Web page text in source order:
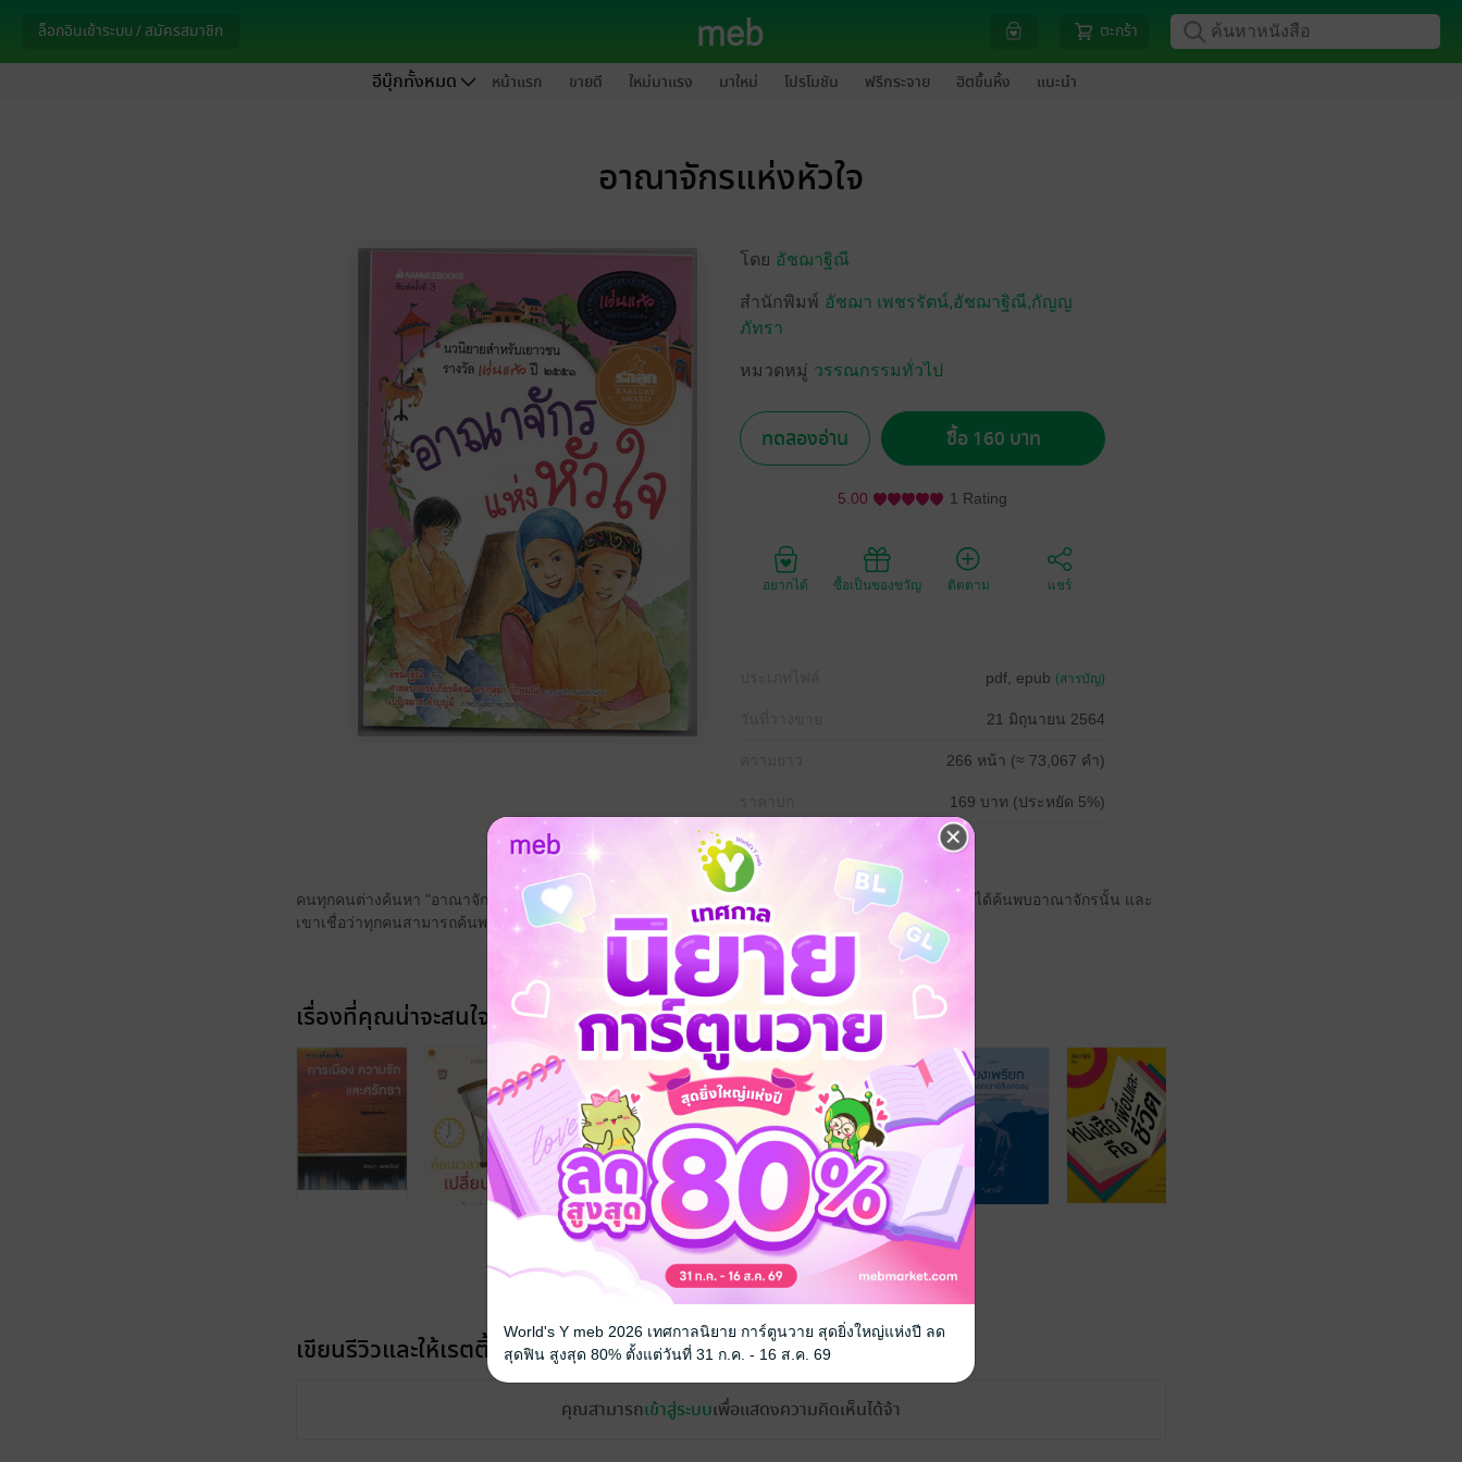
ล็อกอินเข้าระบบ / สมัครสมาชิก ตะกร้า
อีบุ๊กทั้งหมด หน้าแรก ขายดี ใหม่มาแรง มาใหม่ โปรโมชัน ฟรีกระจาย ฮิตขึ้นหิ้ง แนะนำ
อาณาจักรแห่งหัวใจ
โดย อัชฌาฐิณี
สำนักพิมพ์ อัชฌา เพชรรัตน์,อัชฌาฐิณี,กัญญ
ภัทรา
หมวดหมู่ วรรณกรรมทั่วไป
ทดลองอ่าน ซื้อ 160 บาท
5.00 1 Rating
อยากได้ ซื้อเป็นของขวัญ ติดตาม แชร์
pdf, epub (สารบัญ)
21 มิถุนายน 2564
266 หน้า (≈ 73,067 คำ)
169 บาท (ประหยัด 5%)
คนทุกคนต่างค้นหา "อาณาจักรแห่งหัวใจ"ของตนเอง เพื่อจะมีชีวิตที่อยู่อย่างสงบ สุข ยาซีน ยามีระ สรวุฒิ ได้ค้นพบอาณาจักรนั้น และ
เขาเชื่อว่าทุกคนสามารถค้นพบได้ ถ้าเราค้นหามัน
เรื่องที่คุณน่าจะสนใจ
เขียนรีวิวและให้เรตติ้ง
คุณสามารถเข้าสู่ระบบเพื่อแสดงความคิดเห็นได้จ้า
World's Y meb 2026 เทศกาลนิยาย การ์ตูนวาย สุดยิ่งใหญ่แห่งปี ลด
สุดฟิน สูงสุด 80% ตั้งแต่วันที่ 31 ก.ค. - 16 ส.ค. 69